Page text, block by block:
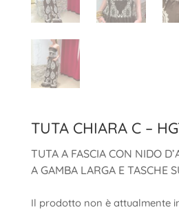
TUTA CHIARA C –
TUTA A FASCIA CON NIDO
A GAMBA LARGA E TASCHE
Il prodotto non è attualmente